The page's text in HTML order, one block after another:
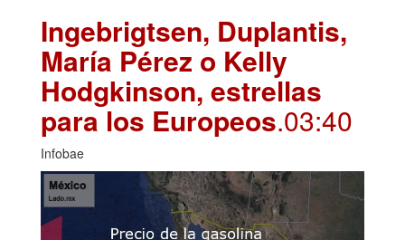
Ingebrigtsen, Duplantis,
María Pérez o Kelly
Hodgkinson, estrellas
para los Europeos.03:40
Infobae